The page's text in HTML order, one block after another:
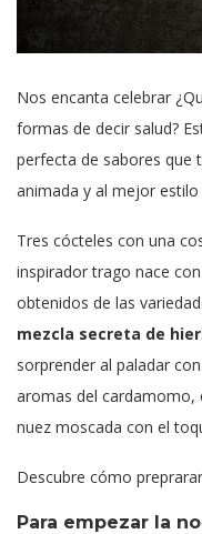
Nos encanta celebrar
formas de decir salud?
perfecta de sabores que
animada y al mejor
Tres cócteles con una
inspirador trago nace
obtenidos de las
mezcla secreta de
sorprender al paladar
aromas del cardamomo,
nuez moscada con el
Descubre cómo
Para empezar la